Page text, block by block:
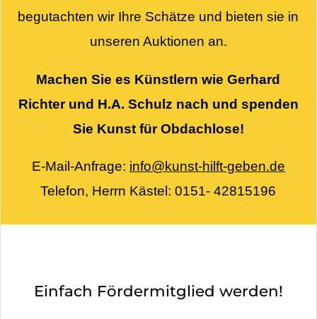
begutachten wir Ihre Schätze und bieten sie in
unseren Auktionen an.
Machen Sie es Künstlern wie Gerhard
Richter und H.A. Schulz nach und spenden
Sie Kunst für Obdachlose!
E-Mail-Anfrage: info@kunst-hilft-geben.de
Telefon, Herrn Kästel: 0151- 42815196
Einfach Fördermitglied werden!